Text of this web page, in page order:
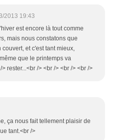
2013 19:43
est encore là tout comme
mais nous constatons que
et c'est tant mieux,
que le printemps va
rester...<br /> <br /> <br /> <br />
ça nous fait tellement plaisir de
tant.<br />